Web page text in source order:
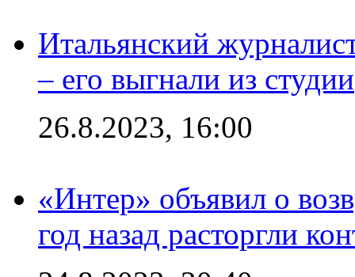
Итальянский
– его выгнали из студии
26.8.2023, 16:00
«Интер» объявил о
год назад расторгли